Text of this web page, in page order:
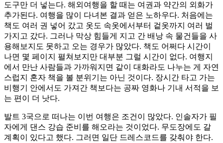
도구만 더 넣는다. 해외여행을 할 때는 여권과 약간의 외화가
추가된다. 여행을 많이 다녀본 결과 얻은 노하우다. 처음에는
책도 여러 권 넣어 갔고 옷도 속옷에서부터 겉옷까지 여러 벌
가지고 갔다. 그러나 막상 힘들게 지고 간 배낭 속 물건들을 사
용해보지도 못하고 오는 경우가 많았다. 책도 어쩌다 시간이
나면 몇 페이지 펼쳐보지만 대부분 그럴 시간이 없다. 여행지
에서 만난 사람들과 가까워지면 같이 대화라도 나누는 게 자연
스럽지 혼자 책을 볼 분위기는 아닌 것이다. 장시간 타고 가는
비행기 안에서도 가져간 책보다는 공짜 영화나 기내 서적을 보
는 편이 더 낫다.
발트 3국으로 떠나는 이번 여행은 조건이 많았다. 인솔자가 필
자에게 댄스 강습 준비를 해오라는 것이었다. 무도장에도 갈
계획이 있다고 했다. 그러면 일단 드레스코드를 갖춰야 한다.